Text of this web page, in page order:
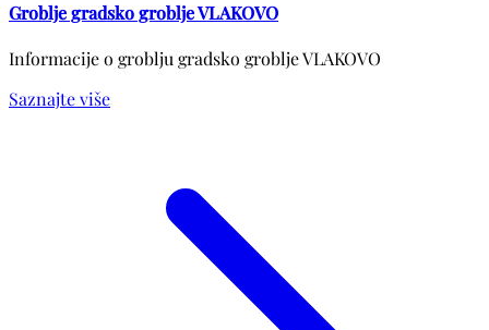
Groblje gradsko groblje VLAKOVO
Informacije o groblju gradsko groblje VLAKOVO
Saznajte više